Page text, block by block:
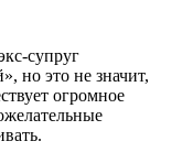
супруг
но это не значит,
огромное